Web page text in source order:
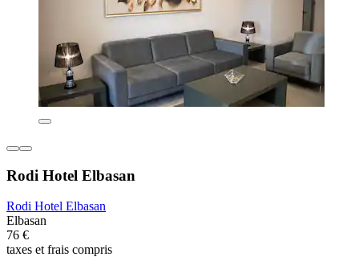
Rodi Hotel Elbasan
Rodi Hotel Elbasan
Elbasan
76 €
taxes et frais compris